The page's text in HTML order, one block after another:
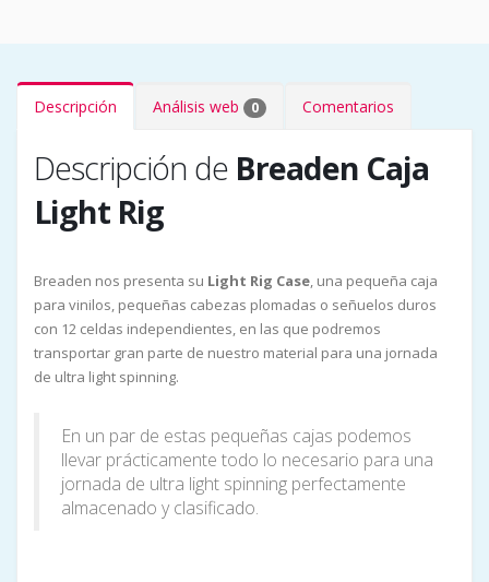
Descripción Análisis web 0 Comentarios
Descripción de Breaden Caja
Light Rig
Breaden nos presenta su Light Rig Case, una pequeña caja
para vinilos, pequeñas cabezas plomadas o señuelos duros
con 12 celdas independientes, en las que podremos
transportar gran parte de nuestro material para una jornada
de ultra light spinning.
En un par de estas pequeñas cajas podemos
llevar prácticamente todo lo necesario para una
jornada de ultra light spinning perfectamente
almacenado y clasificado.